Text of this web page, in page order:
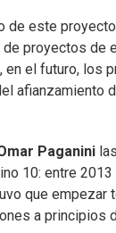
este
proyectos de
en el futuro,
afianzamiento
Paganini
10: entre
que empezar
a principios